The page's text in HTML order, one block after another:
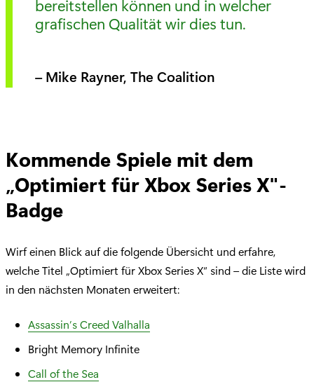
bereitstellen können und in welcher
grafischen Qualität wir dies tun.
– Mike Rayner, The Coalition
Kommende Spiele mit dem
„Optimiert für Xbox Series X"-
Badge
Wirf einen Blick auf die folgende Übersicht und erfahre,
welche Titel „Optimiert für Xbox Series X“ sind – die Liste wird
in den nächsten Monaten erweitert:
Assassin’s Creed Valhalla
Bright Memory Infinite
Call of the Sea